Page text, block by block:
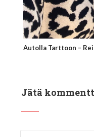
Autolla Tarttoon –
Jätä